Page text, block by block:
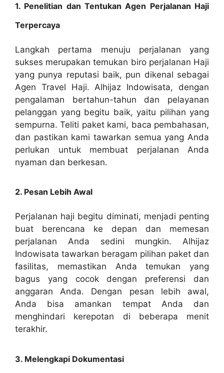
1. Penelitian dan Tentukan Agen Perjalanan Haji
Terpercaya
Langkah pertama menuju perjalanan yang
sukses merupakan temukan biro perjalanan Haji
yang punya reputasi baik, pun dikenal sebagai
Agen Travel Haji. Alhijaz Indowisata, dengan
pengalaman bertahun-tahun dan pelayanan
pelanggan yang begitu baik, yaitu pilihan yang
sempurna. Teliti paket kami, baca pembahasan,
dan pastikan kami tawarkan semua yang Anda
perlukan untuk membuat perjalanan Anda
nyaman dan berkesan.
2. Pesan Lebih Awal
Perjalanan haji begitu diminati, menjadi penting
buat berencana ke depan dan memesan
perjalanan Anda sedini mungkin. Alhijaz
Indowisata tawarkan beragam pilihan paket dan
fasilitas, memastikan Anda temukan yang
bagus yang cocok dengan preferensi dan
anggaran Anda. Dengan pesan lebih awal,
Anda bisa amankan tempat Anda dan
menghindari kerepotan di beberapa menit
terakhir.
3. Melengkapi Dokumentasi